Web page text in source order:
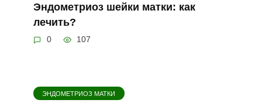
Эндометриоз шейки матки: как
лечить?
0 107
ЭНДОМЕТРИОЗ МАТКИ